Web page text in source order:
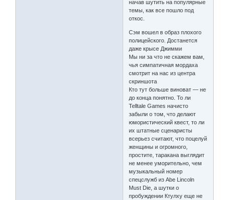
начав шутить на популярные
темы, как все пошло под
откос.
Сэм вошел в образ плохого
полицейского. Достанется
даже крысе Джимми
Мы ни за что не скажем вам,
чья симпатичная мордаха
смотрит на нас из центра
скриншота
Кто тут больше виноват — не
до конца понятно. То ли
Telltale Games начисто
забыли о том, что делают
юмористический квест, то ли
их штатные сценаристы
всерьез считают, что поцелуй
женщины и огромного,
простите, таракана выглядит
не менее уморительно, чем
музыкальный номер
спецслужб из Abe Lincoln
Must Die, а шутки о
пробуждении Ктулху еще не